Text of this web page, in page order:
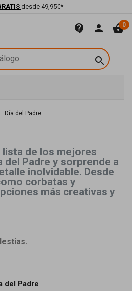
desde 49,95€*
contact_support person shopping_basket0

Día del Padre
lista de los mejores
del Padre y sorprende a
inolvidable. Desde
corbatas y
más creativas y
del Padre